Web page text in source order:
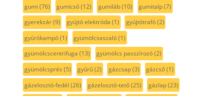
gumi (76) gumicső(12) gumiláb(10) gumitalp(7)
gyerekzár(9) gyújtó elektróda (1) gyújtótrafó(2)
gyúrókampó(1) gyümölcsaszaló(1)
gyümölcscentrifuga (13) gyümölcs passzírozó(2)
gyümölcsprés (5) gyűrű(2) gázcsap(3) gázcső(1)
gázelosztó-fedél (26) gázelosztó-tető(25) gázlap(23)